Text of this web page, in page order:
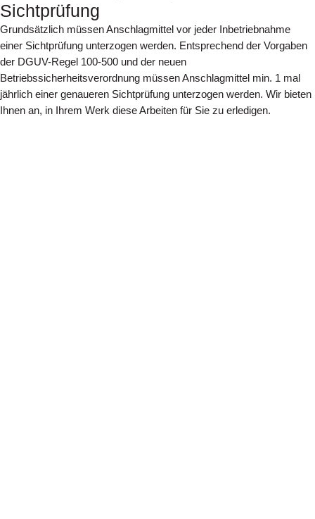
Sichtprüfung
Grundsätzlich müssen Anschlagmittel vor jeder Inbetriebnahme
einer Sichtprüfung unterzogen werden. Entsprechend der Vorgaben
der DGUV-Regel 100-500 und der neuen
Betriebssicherheitsverordnung müssen Anschlagmittel min. 1 mal
jährlich einer genaueren Sichtprüfung unterzogen werden. Wir bieten
Ihnen an, in Ihrem Werk diese Arbeiten für Sie zu erledigen.